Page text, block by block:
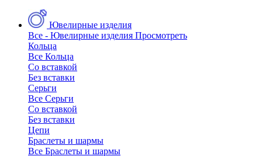
Ювелирные изделия
Все - Ювелирные изделия Просмотреть
Кольца
Все Кольца
Со вставкой
Без вставки
Серьги
Все Серьги
Со вставкой
Без вставки
Цепи
Браслеты и шармы
Все Браслеты и шармы